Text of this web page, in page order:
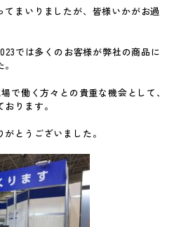
まいりましたが、皆様いかがお過
では多くのお客様が弊社の商品に
で働く方々との貴重な機会として、
ります。
とうございました。